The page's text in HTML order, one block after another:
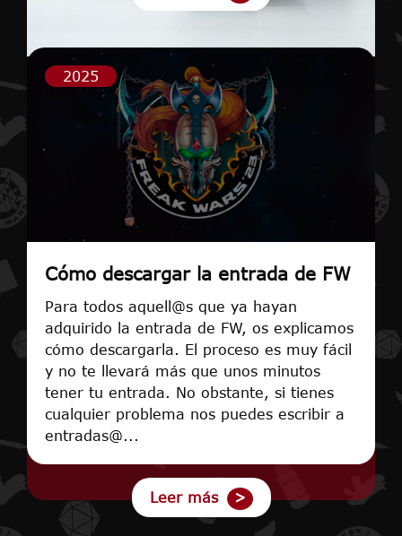
2025
Cómo descargar la entrada de FW
Para todos aquell@s que ya hayan
adquirido la entrada de FW, os explicamos
cómo descargarla. El proceso es muy fácil
y no te llevará más que unos minutos
tener tu entrada. No obstante, si tienes
cualquier problema nos puedes escribir a
entradas@...
Leer más